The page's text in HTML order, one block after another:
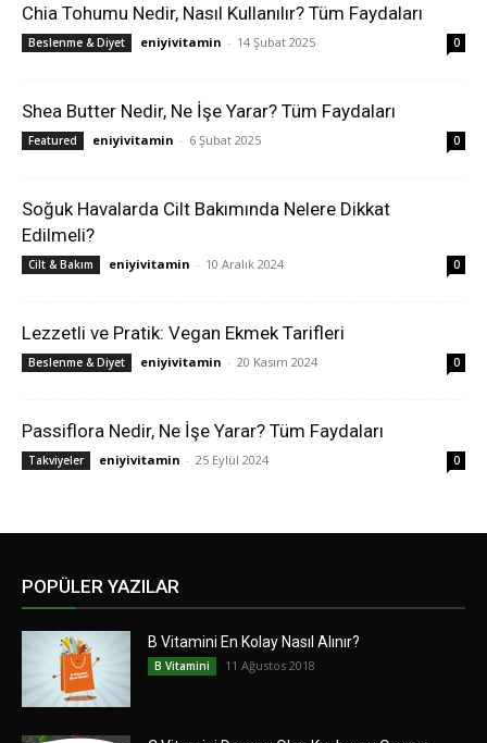
Chia Tohumu Nedir, Nasıl Kullanılır? Tüm Faydaları
Beslenme & Diyet eniyivitamin - 14 Şubat 2025 0
Shea Butter Nedir, Ne İşe Yarar? Tüm Faydaları
Featured eniyivitamin - 6 Şubat 2025 0
Soğuk Havalarda Cilt Bakımında Nelere Dikkat
Edilmeli?
Cilt & Bakım eniyivitamin - 10 Aralık 2024 0
Lezzetli ve Pratik: Vegan Ekmek Tarifleri
Beslenme & Diyet eniyivitamin - 20 Kasım 2024 0
Passiflora Nedir, Ne İşe Yarar? Tüm Faydaları
Takviyeler eniyivitamin - 25 Eylül 2024 0
POPÜLER YAZILAR
B Vitamini En Kolay Nasıl Alınır?
B Vitamini 11 Ağustos 2018